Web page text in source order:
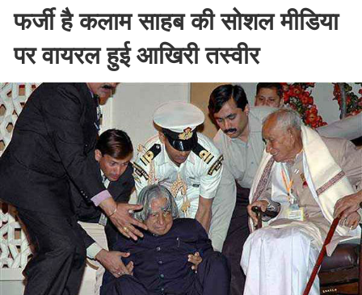
फर्जी है कलाम साहब की सोशल मीडिया
पर वायरल हुई आखिरी तस्वीर